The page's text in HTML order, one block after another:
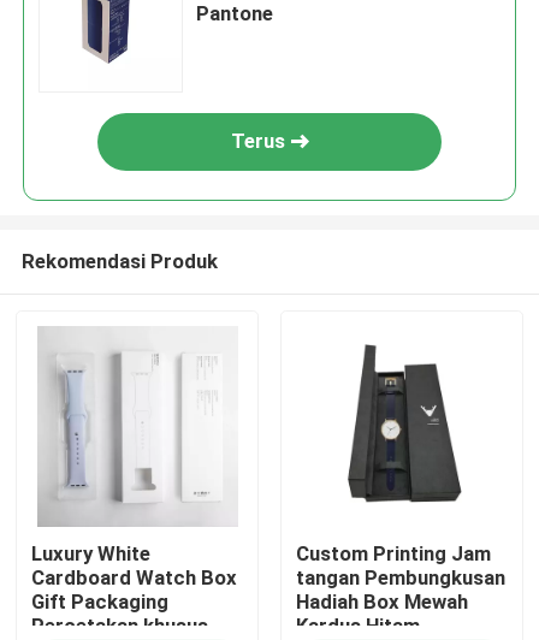
Rumah
Pantone
Terus
Rekomendasi Produk
Luxury White
Cardboard Watch Box
Gift Packaging
Percetakan khusus
Custom Printing Jam
tangan Pembungkusan
Hadiah Box Mewah
Kardus Hitam